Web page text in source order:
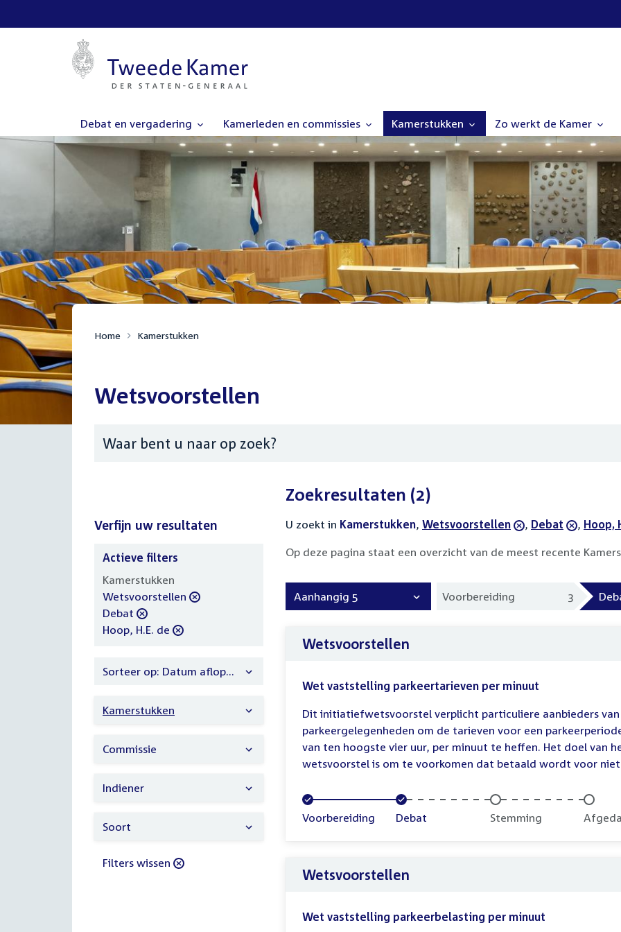
Debat en vergadering Kamerleden en commissies Kamerstukken Zo werkt de Kamer
Home Kamerstukken
Wetsvoorstellen
Zoeken
Zoekresultaten (2)
U zoekt in actieve
Kamerstukken, verwijder
Wetsvoorstellen , verwijder
Debat , Hoop,
Verfijn uw resultaten
Op deze pagina staat een overzicht van de meest recente
Aanhangig 5 Voorbereiding 3
Wetsvoorstellen
Wet vaststelling parkeertarieven per minuut
Dit initiatiefwetsvoorstel verplicht particuliere aanbieders van
parkeergelegenheden om de tarieven voor een
van ten hoogste vier uur, per minuut te heffen. Het doel van
wetsvoorstel is om te voorkomen dat betaald wordt voor
Voltooid:
Voorbereiding Voltooid:
Debat Onvoltooid:
Stemming
Wetsvoorstellen
Wet vaststelling parkeerbelasting per minuut
Verfijn
uw
resultaten
Actieve filters
Kamerstukken
verwijder
filter
Wetsvoorstellen
verwijder
filter
Debat
verwijder
Hoop, H.E. de
Sorteer op: Datum aflopend
Kamerstukken
Commissie
Indiener
Soort
Filters wissen